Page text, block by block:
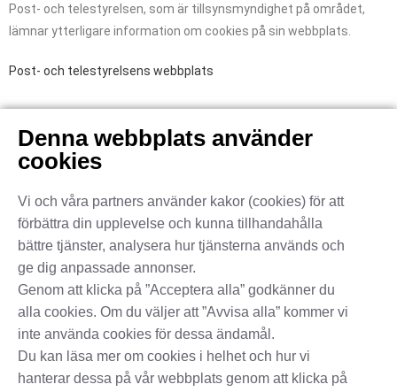
Post- och telestyrelsen, som är tillsynsmyndighet på området,
lämnar ytterligare information om cookies på sin webbplats.
Post- och telestyrelsens webbplats
Denna webbplats använder
cookies
Vi och våra partners använder kakor (cookies) för att
förbättra din upplevelse och kunna tillhandahålla
bättre tjänster, analysera hur tjänsterna används och
ge dig anpassade annonser.
Genom att klicka på ”Acceptera alla” godkänner du
alla cookies. Om du väljer att ”Avvisa alla” kommer vi
inte använda cookies för dessa ändamål.
Du kan läsa mer om cookies i helhet och hur vi
hanterar dessa på vår webbplats genom att klicka på